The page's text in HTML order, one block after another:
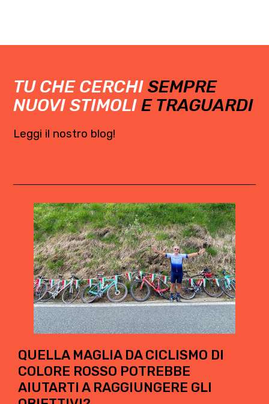
TU CHE CERCHISEMPRE
NUOVI STIMOLIE TRAGUARDI
Leggi il nostro blog!
QUELLA MAGLIA DA CICLISMO DI
COLORE ROSSO POTREBBE
AIUTARTI A RAGGIUNGERE GLI